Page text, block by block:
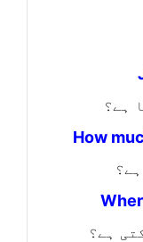
ہے؟
How
ہے؟